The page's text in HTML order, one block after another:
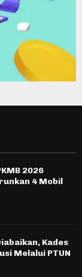
2026
4 Mobil
Kades
Melalui PTUN